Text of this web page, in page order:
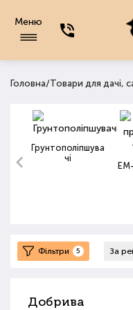
Меню
Головна/Товари для дачі,
Грунтополіпшува
чі
Фільтри 5
Добрива